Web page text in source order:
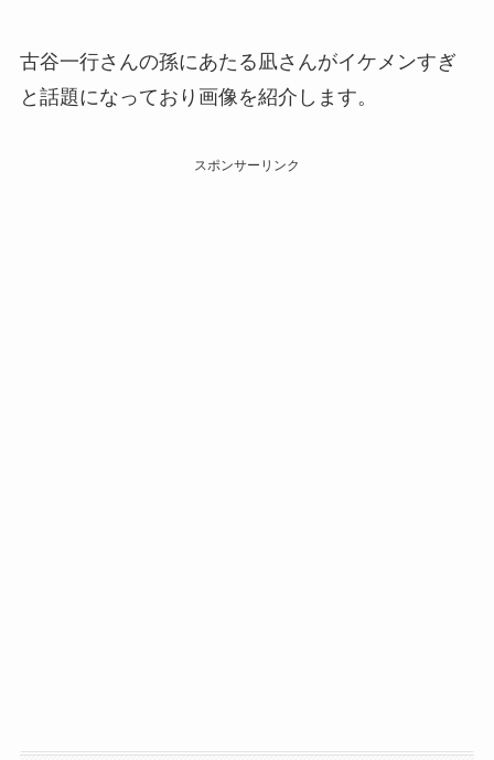
古谷一行さんの孫にあたる凪さんがイケメンすぎ
と話題になっており画像を紹介します。
スポンサーリンク